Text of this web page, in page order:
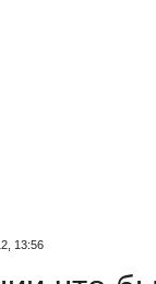
13:56